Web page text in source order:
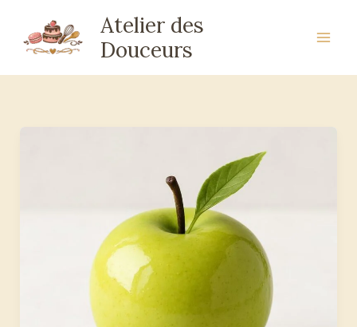
contenu
Atelier des
Douceurs